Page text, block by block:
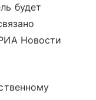
будет
Новости